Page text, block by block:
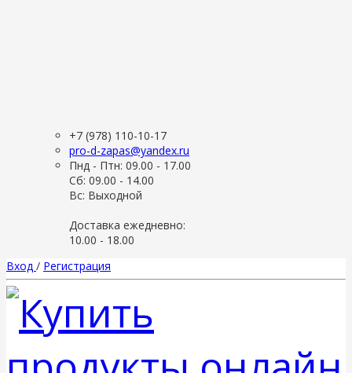
+7 (978) 110-10-17
pro-d-zapas@yandex.ru
Пнд - Птн: 09.00 - 17.00
Сб: 09.00 - 14.00
Вс: Выходной
Доставка ежедневно:
10.00 - 18.00
Вход / Регистрация